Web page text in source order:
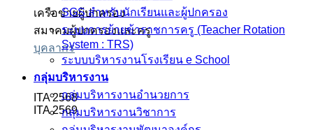
เครือข่ายผู้ปกครอง
สมาคมผู้ปกครองและครู
บุคลากร
ITA 2568
ITA 2569
SGS สำหรับนักเรียนและผู้ปกครอง
ระบบการย้ายข้าราชการครู (Teacher Rotation
System : TRS)
ระบบบริหารงานโรงเรียน e School
กลุ่มบริหารงาน
กลุ่มบริหารงานอำนวยการ
กลุ่มบริหารงานวิชาการ